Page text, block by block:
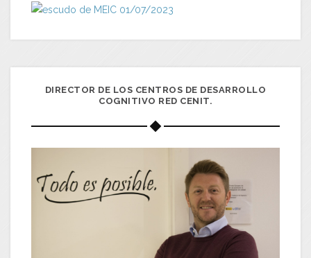
DIRECTOR DE LOS CENTROS DE DESARROLLO
COGNITIVO RED CENIT.